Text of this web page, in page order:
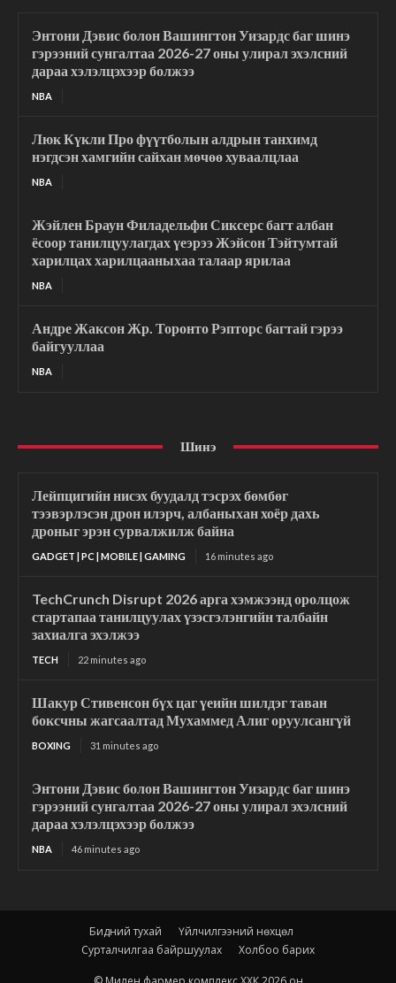
Энтони Дэвис болон Вашингтон Уизардс баг шинэ
гэрээний сунгалтаа 2026-27 оны улирал эхэлсний
дараа хэлэлцэхээр болжээ
NBA
Люк Күкли Про фүүтболын алдрын танхимд
нэгдсэн хамгийн сайхан мөчөө хуваалцлаа
NBA
Жэйлен Браун Филадельфи Сиксерс багт албан
ёсоор танилцуулагдах үеэрээ Жэйсон Тэйтумтай
харилцах харилцааныхаа талаар ярилаа
NBA
Андре Жаксон Жр. Торонто Рэпторс багтай гэрээ
байгууллаа
NBA
Шинэ
Лейпцигийн нисэх буудалд тэсрэх бөмбөг
тээвэрлэсэн дрон илэрч, албаныхан хоёр дахь
дроныг эрэн сурвалжилж байна
GADGET | PC | MOBILE | GAMING 16 minutes ago
TechCrunch Disrupt 2026 арга хэмжээнд оролцож
стартапаа танилцуулах үзэсгэлэнгийн талбайн
захиалга эхэлжээ
TECH 22 minutes ago
Шакур Стивенсон бүх цаг үеийн шилдэг таван
боксчны жагсаалтад Мухаммед Алиг оруулсангүй
BOXING 31 minutes ago
Энтони Дэвис болон Вашингтон Уизардс баг шинэ
гэрээний сунгалтаа 2026-27 оны улирал эхэлсний
дараа хэлэлцэхээр болжээ
NBA 46 minutes ago
Бидний тухай
Үйлчилгээний нөхцөл
Сурталчилгаа байршуулах
Холбоо барих